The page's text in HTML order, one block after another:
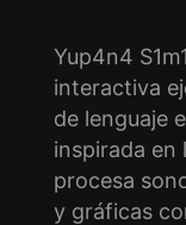
Yup4n4
interactiva
de lenguaje
inspirada en
procesa
y gráficas